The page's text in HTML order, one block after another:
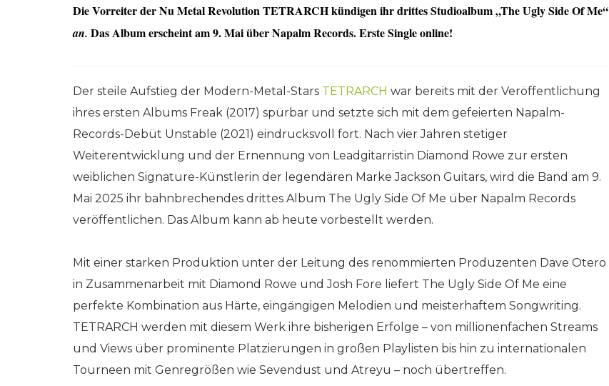
Die Vorreiter der Nu Metal Revolution TETRARCH kündigen ihr drittes Studioalbum „The Ugly Side Of Me“
an. Das Album erscheint am 9. Mai über Napalm Records.Erste Single online!
Der steile Aufstieg der Modern-Metal-Stars TETRARCH war bereits mit der Veröffentlichung
ihres ersten Albums Freak (2017) spürbar und setzte sich mit dem gefeierten Napalm-
Records-Debüt Unstable (2021) eindrucksvoll fort. Nach vier Jahren stetiger
Weiterentwicklung und der Ernennung von Leadgitarristin Diamond Rowe zur ersten
weiblichen Signature-Künstlerin der legendären Marke Jackson Guitars, wird die Band am 9.
Mai 2025 ihr bahnbrechendes drittes Album The Ugly Side Of Me über Napalm Records
veröffentlichen. Das Album kann ab heute vorbestellt werden.
Mit einer starken Produktion unter der Leitung des renommierten Produzenten Dave Otero
in Zusammenarbeit mit Diamond Rowe und Josh Fore liefert The Ugly Side Of Me eine
perfekte Kombination aus Härte, eingängigen Melodien und meisterhaftem Songwriting.
TETRARCH werden mit diesem Werk ihre bisherigen Erfolge – von millionenfachen Streams
und Views über prominente Platzierungen in großen Playlisten bis hin zu internationalen
Tourneen mit Genregrößen wie Sevendust und Atreyu – noch übertreffen.